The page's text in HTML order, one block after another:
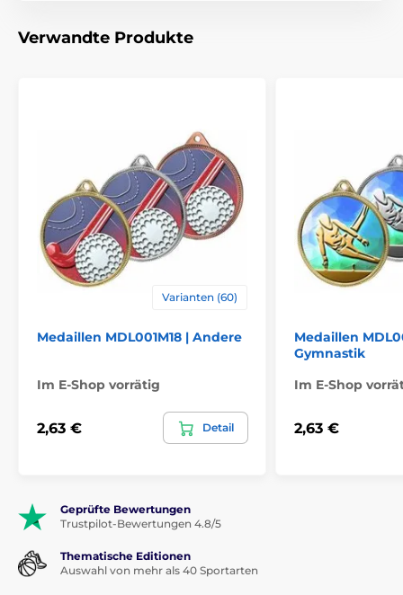
Verwandte Produkte
Varianten (60)
Medaillen MDL001M18 | Andere
Im E-Shop vorrätig
2,63 € Detail
Medaillen
Gymnastik
Im E-Shop
2,63 €
Geprüfte Bewertungen
Trustpilot-Bewertungen 4.8/5
Thematische Editionen
Auswahl von mehr als 40 Sportarten